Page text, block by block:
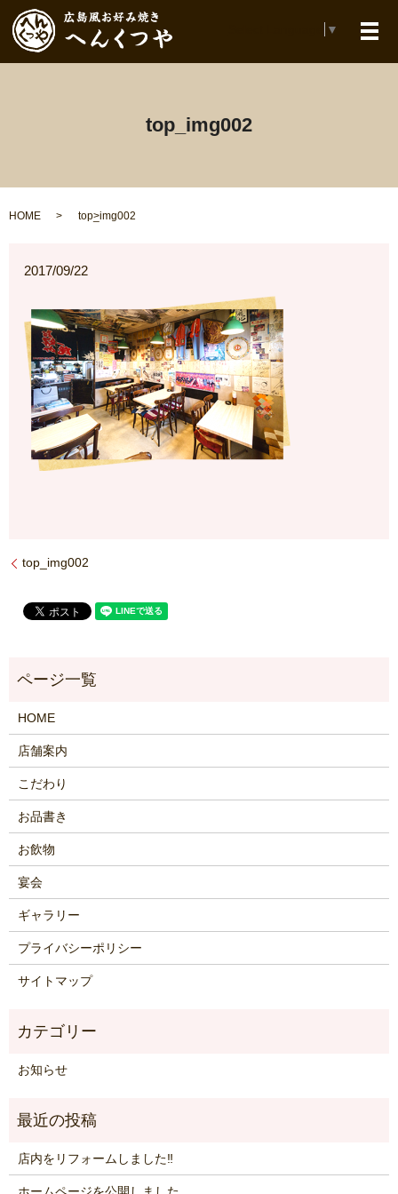
▼
メ
top_img002
HOME top_img002
2017/09/22
top_img002
HOME
店舗案内
こだわり
お品書き
お飲物
宴会
ギャラリー
プライバシーポリシー
サイトマップ
お知らせ
店内をリフォームしました‼